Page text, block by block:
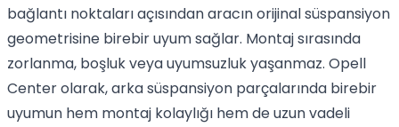
bağlantı noktaları açısından aracın orijinal süspansiyon
geometrisine birebir uyum sağlar. Montaj sırasında
zorlanma, boşluk veya uyumsuzluk yaşanmaz. Opell
Center olarak, arka süspansiyon parçalarında birebir
uyumun hem montaj kolaylığı hem de uzun vadeli